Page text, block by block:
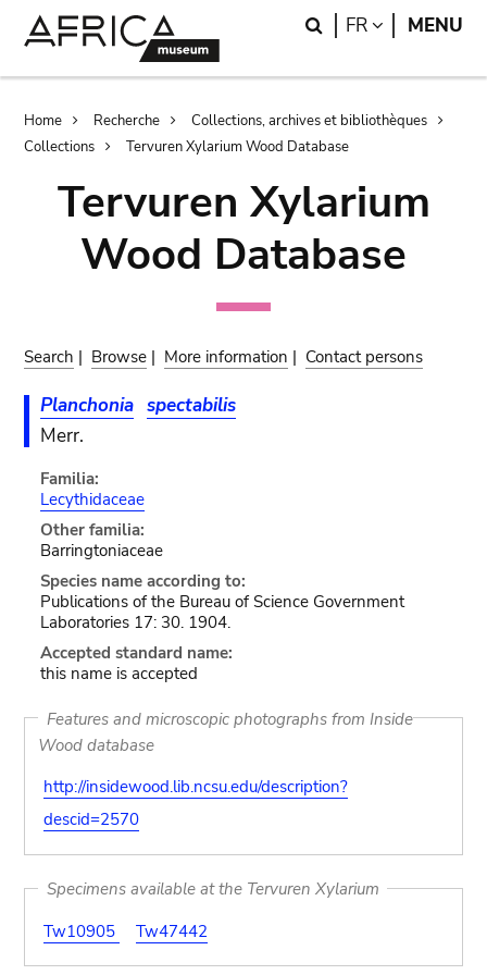
Search
FR LANGUAGE
MENU
Breadcrumb
Home Recherche
Collections, archives et bibliothèques
Collections
Tervuren Xylarium Wood Database
Tervuren Xylarium
Wood Database
Search | Browse | More information | Contact persons
Planchonia spectabilis
Merr.
Familia:
Lecythidaceae
Other familia:
Barringtoniaceae
Species name according to:
Publications of the Bureau of Science Government
Laboratories 17: 30. 1904.
Accepted standard name:
this name is accepted
Features and microscopic photographs from Inside
Wood database
http://insidewood.lib.ncsu.edu/description?
descid=2570
Specimens available at the Tervuren Xylarium
Tw10905
Tw47442